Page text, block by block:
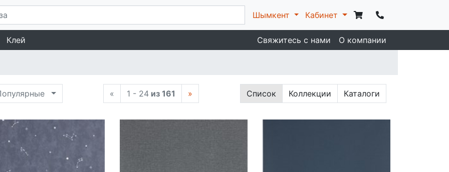
Шымкент Кабинет
Клей Свяжитесь с нами О компании
« 1 - 24 из 161 » Список Коллекции Каталоги